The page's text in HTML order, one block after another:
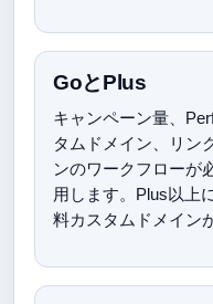
GoとPlus
キャンペーン量、
タムドメイン、リン
ンのワークフローが
用します。Plus以上
料カスタムドメイン